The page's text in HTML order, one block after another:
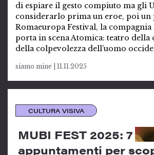
di espiare il gesto compiuto ma gli
considerarlo prima un eroe, poi un
Romaeuropa Festival, la compagnia
porta in scena Atomica: teatro della
della colpevolezza dell’uomo
siamo mine | 11.11.2025
CULTURA VISIVA
MUBI FEST 2025: 7
appuntamenti per